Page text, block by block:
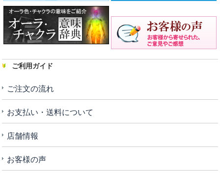
ご利用ガイド
ご注文の流れ
お支払い・送料について
店舗情報
お客様の声